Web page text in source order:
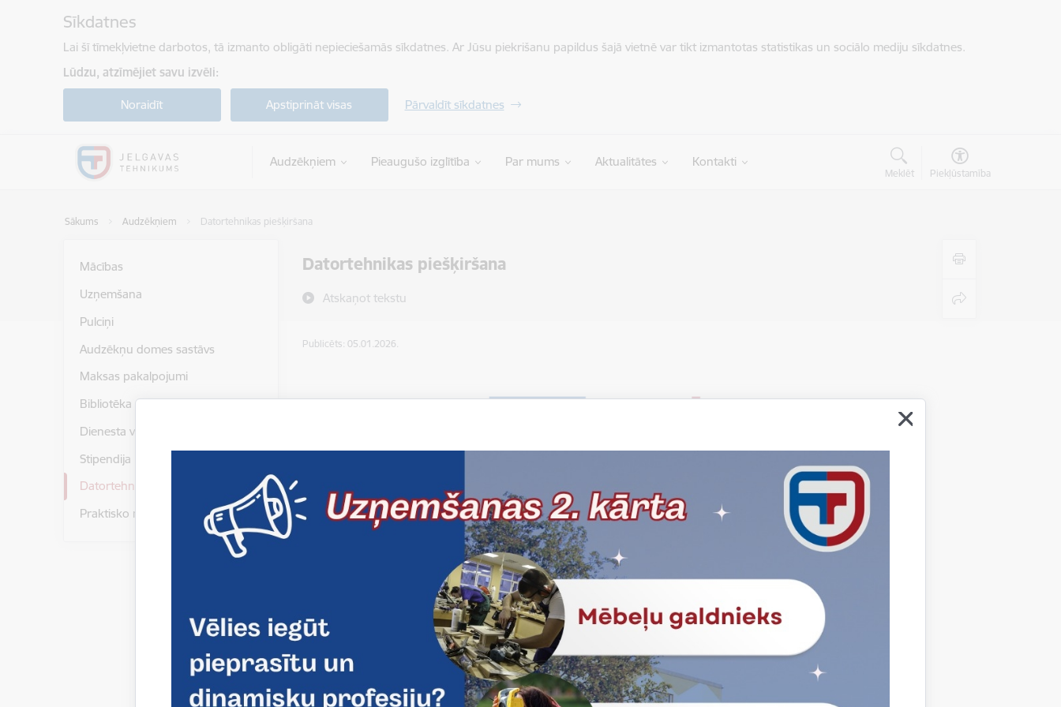
Sīkdatnes
Lai šī tīmekļvietne darbotos, tā izmanto obligāti nepieciešamās sīkdatnes. Ar Jūsu piekrišanu papildus šajā vietnē var tikt izmantotas statistikas un sociālo mediju sīkdatnes.
Lūdzu, atzīmējiet savu izvēli:
Noraidīt Apstiprināt visas Pārvaldīt sīkdatnes
Audzēkņiem Pieaugušo izglītība Par mums Aktualitātes Kontakti
Meklēt Piekļūstamība
Sākums Audzēkņiem Datortehnikas piešķiršana
Datortehnikas piešķiršana
Atskaņot tekstu
Mācības
Uzņemšana
Pulciņi
Audzēkņu domes sastāvs
Maksas pakalpojumi
Bibliotēka
Dienesta viesnīca
Stipendija
Datortehnikas piešķiršana
Praktisko mācību īstenošana
Publicēts: 05.01.2026.
Izglītības iestāžu nodrošinājums pilnveidotā vispārējās izglītības satura kvalitatīvai ieviešanai
pamata un vidējās izglītības pakāpē.
Skatīt vairāk